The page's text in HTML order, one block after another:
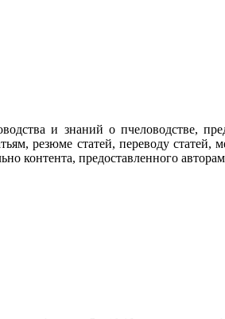
и знаний о пчеловодстве,
резюме статей, переводу
контента, предоставленного